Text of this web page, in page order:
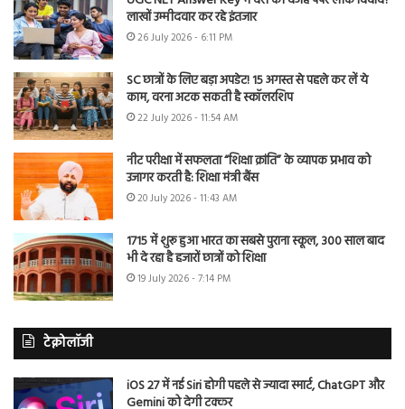
लाखों उम्मीदवार कर रहे इंतजार
26 July 2026 - 6:11 PM
SC छात्रों के लिए बड़ा अपडेट! 15 अगस्त से पहले कर लें ये
काम, वरना अटक सकती है स्कॉलरशिप
22 July 2026 - 11:54 AM
नीट परीक्षा में सफलता “शिक्षा क्रांति” के व्यापक प्रभाव को
उजागर करती है: शिक्षा मंत्री बैंस
20 July 2026 - 11:43 AM
1715 में शुरू हुआ भारत का सबसे पुराना स्कूल, 300 साल बाद
भी दे रहा है हजारों छात्रों को शिक्षा
19 July 2026 - 7:14 PM
टेक्नोलॉजी
iOS 27 में नई Siri होगी पहले से ज्यादा स्मार्ट, ChatGPT और
Gemini को देगी टक्कर